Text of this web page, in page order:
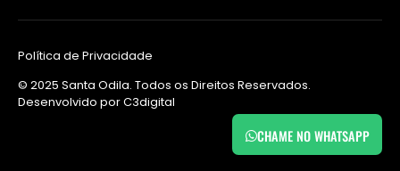
Política de Privacidade
© 2025 Santa Odila. Todos os Direitos Reservados.
Desenvolvido porC3digital
CHAME NO WHATSAPP